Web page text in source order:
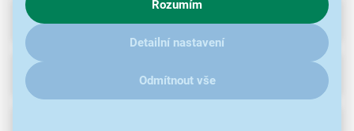
zajímají detaily, jak u nás s cookies a dalšími údaji pracujeme,
kliknětesem.
Rozumím
Detailní nastavení
Odmítnout vše